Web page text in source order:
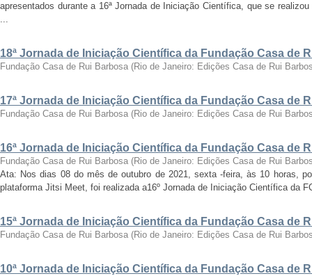
apresentados durante a 16ª Jornada de Iniciação Científica, que se
...
18ª Jornada de Iniciação Científica da Fundação Casa de
Fundação Casa de Rui Barbosa (Rio de Janeiro: Edições Casa de Rui
17ª Jornada de Iniciação Científica da Fundação Casa de
Fundação Casa de Rui Barbosa (Rio de Janeiro: Edições Casa de Rui
16ª Jornada de Iniciação Científica da Fundação Casa de
Fundação Casa de Rui Barbosa (Rio de Janeiro: Edições Casa de Rui
Ata: Nos dias 08 do mês de outubro de 2021, sexta -feira, às 10 horas,
plataforma Jitsi Meet, foi realizada a16º Jornada de Iniciação Científica da
15ª Jornada de Iniciação Científica da Fundação Casa de
Fundação Casa de Rui Barbosa (Rio de Janeiro: Edições Casa de Rui
10ª Jornada de Iniciação Científica da Fundação Casa de